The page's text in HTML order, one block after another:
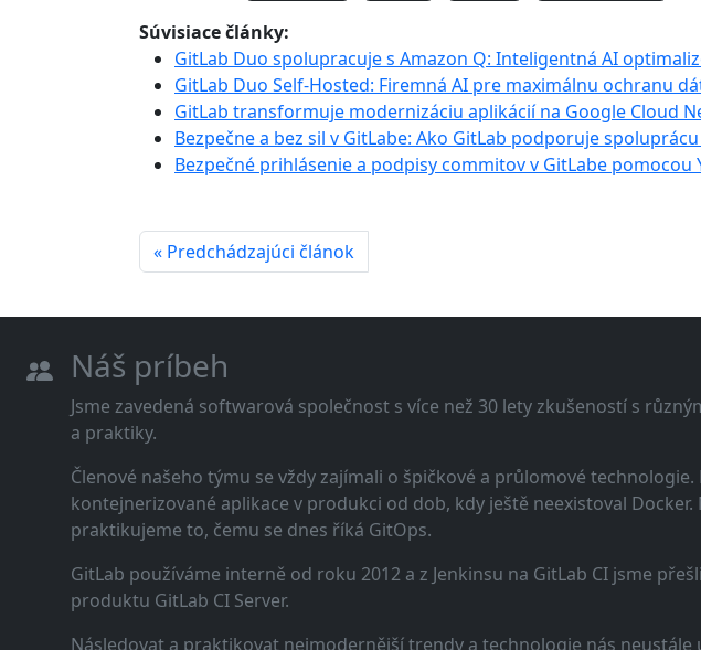
Súvisiace články:
GitLab Duo spolupracuje s Amazon Q: Inteligentná AI
GitLab Duo Self-Hosted: Firemná AI pre maximálnu ochranu
GitLab transformuje modernizáciu aplikácií na Google Cloud
Bezpečne a bez sil v GitLabe: Ako GitLab podporuje
Bezpečné prihlásenie a podpisy commitov v GitLabe pomocou
« Predchádzajúci článok
Náš príbeh
Jsme zavedená softwarová společnost s více než 30 lety zkušeností s
a praktiky.
Členové našeho týmu se vždy zajímali o špičkové a průlomové
kontejnerizované aplikace v produkci od dob, kdy ještě neexistoval
praktikujeme to, čemu se dnes říká GitOps.
GitLab používáme interně od roku 2012 a z Jenkinsu na GitLab CI jsme
produktu GitLab CI Server.
Následovat a praktikovat nejmodernější trendy a technologie nás